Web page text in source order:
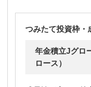
つみたて投資枠・
年金積立Jグロ
ロース）